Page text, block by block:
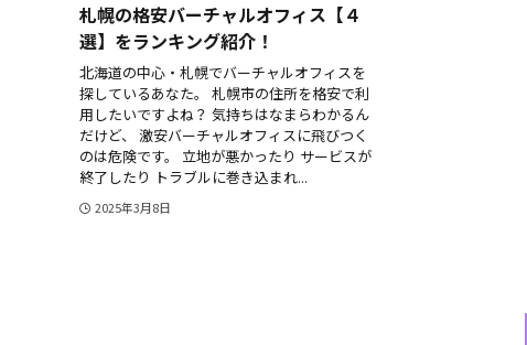
札幌の格安バーチャルオフィス【４
選】をランキング紹介！
北海道の中心・札幌でバーチャルオフィスを
探しているあなた。 札幌市の住所を格安で利
用したいですよね？ 気持ちはなまらわかるん
だけど、 激安バーチャルオフィスに飛びつく
のは危険です。 立地が悪かったり サービスが
終了したり トラブルに巻き込まれ...
2025年3月8日